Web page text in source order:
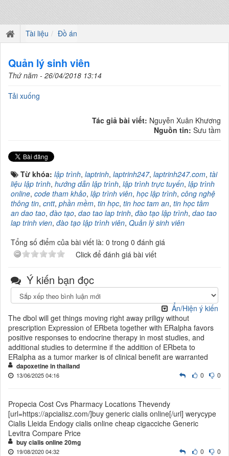
Tài liệu Đồ án
Quản lý sinh viên
Thứ năm - 26/04/2018 13:14
Tải xuống
Tác giả bài viết: Nguyễn Xuân Khương
Nguồn tin: Sưu tầm
Từ khóa: lập trình, laptrinh, laptrinh247, laptrinh247.com, tài
liệu lập trình, hướng dẫn lập trình, lập trình trực tuyến, lập trình
online, code tham khảo, lập trình viên, học lập trình, công nghệ
thông tin, cntt, phần mềm, tin học, tin hoc tam an, tin học tâm
an dao tao, đào tạo, dao tao lap trinh, đào tạo lập trình, dao tao
lap trinh vien, đào tạo lập trình viên, Quản lý sinh viên
Tổng số điểm của bài viết là: 0 trong 0 đánh giá
Click để đánh giá bài viết
Ý kiến bạn đọc
Ẩn/Hiện ý kiến
The dbol will get things moving right away priligy without
prescription Expression of ERbeta together with ERalpha favors
positive responses to endocrine therapy in most studies, and
additional studies to determine if the addition of ERbeta to
ERalpha as a tumor marker is of clinical benefit are warranted
dapoxetine in thailand
0 0
13/06/2025 04:16
Propecia Cost Cvs Pharmacy Locations Thevendy
[url=https://apcialisz.com/]buy generic cialis online[/url] werycype
Cialis Lleida Endogy cialis online cheap cigacciche Generic
Levitra Compare Price
buy cialis online 20mg
0 0
19/08/2020 04:32